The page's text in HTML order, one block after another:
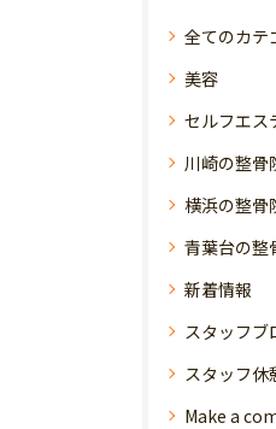
全てのカテ
美容
セルフエス
川崎の整骨
横浜の整骨
青葉台の整
新着情報
スタッフブ
スタッフ休
Make a